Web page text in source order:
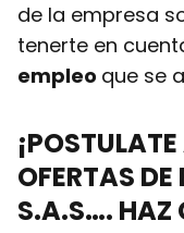
de la empresa
tenerte en
empleo que se
OFERTAS DE
S.A.S…. HAZ